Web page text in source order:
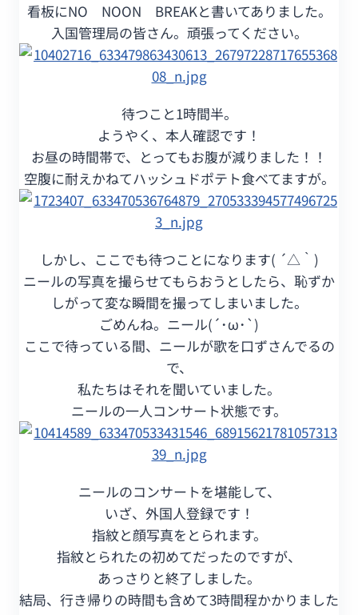
看板にNO NOON BREAKと書いてありました。
入国管理局の皆さん。頑張ってください。
待つこと1時間半。
ようやく、本人確認です！
お昼の時間帯で、とってもお腹が減りました！！
空腹に耐えかねてハッシュドポテト食べてますが。
しかし、ここでも待つことになります( ´△｀)
ニールの写真を撮らせてもらおうとしたら、恥ずか
しがって変な瞬間を撮ってしまいました。
ごめんね。ニール(´･ω･`)
ここで待っている間、ニールが歌を口ずさんでるの
で、
私たちはそれを聞いていました。
ニールの一人コンサート状態です。
ニールのコンサートを堪能して、
いざ、外国人登録です！
指紋と顔写真をとられます。
指紋とられたの初めてだったのですが、
あっさりと終了しました。
結局、行き帰りの時間も含めて3時間程かかりました